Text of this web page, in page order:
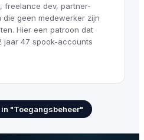
freelance dev, partner-
die geen medewerker zijn
Hier een patroon dat
jaar 47 spook-accounts
"Toegangsbeheer"